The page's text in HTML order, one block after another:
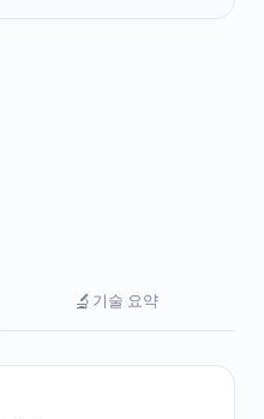
🔬 기술 요약